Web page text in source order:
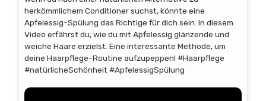
herkömmlichem Conditioner suchst, könnte eine
Apfelessig-Spülung das Richtige für dich sein. In diesem
Video erfährst du, wie du mit Apfelessig glänzende und
weiche Haare erzielst. Eine interessante Methode, um
deine Haarpflege-Routine aufzupeppen! #Haarpflege
#natürlicheSchönheit #ApfelessigSpülung